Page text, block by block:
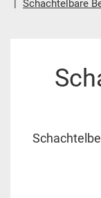
Schachtelbare